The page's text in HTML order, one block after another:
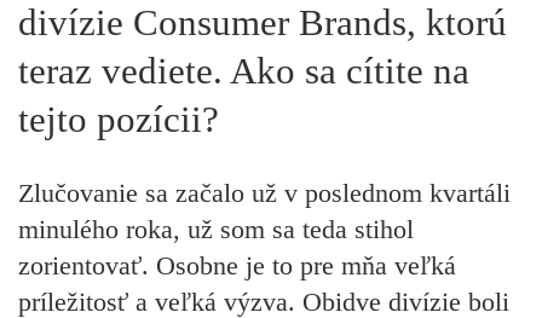
divízie Consumer Brands, ktorú
teraz vediete. Ako sa cítite na
tejto pozícii?
Zlučovanie sa začalo už v poslednom kvartáli
minulého roka, už som sa teda stihol
zorientovať. Osobne je to pre mňa veľká
príležitosť a veľká výzva. Obidve divízie boli